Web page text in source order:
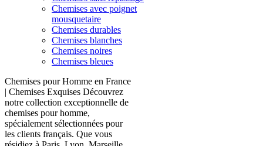
Chemises avec poignet
mousquetaire
Chemises durables
Chemises blanches
Chemises noires
Chemises bleues
Chemises pour Homme en France
| Chemises Exquises Découvrez
notre collection exceptionnelle de
chemises pour homme,
spécialement sélectionnées pour
les clients français. Que vous